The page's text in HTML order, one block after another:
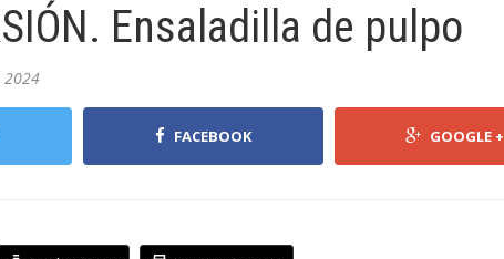
Ensaladilla de pulpo
2024
FACEBOOK GOOGLE +